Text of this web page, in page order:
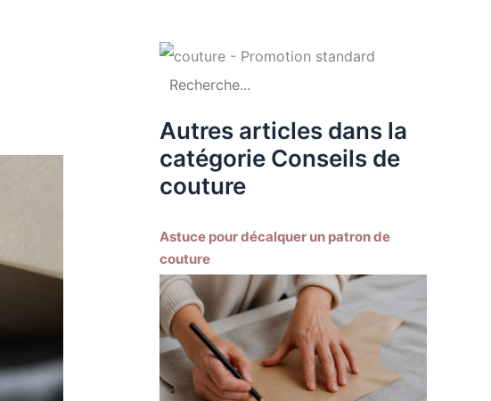
Autres articles dans la
catégorie Conseils de
couture
Astuce pour décalquer un patron de
couture